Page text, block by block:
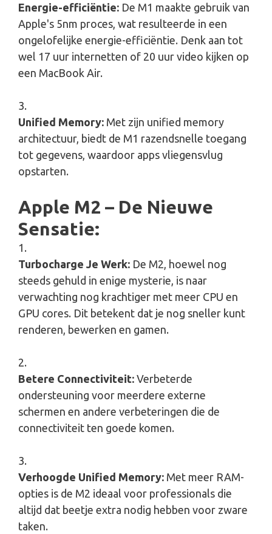
Energie-efficiëntie: De M1 maakte gebruik van
Apple's 5nm proces, wat resulteerde in een
ongelofelijke energie-efficiëntie. Denk aan tot
wel 17 uur internetten of 20 uur video kijken op
een MacBook Air.
Unified Memory: Met zijn unified memory
architectuur, biedt de M1 razendsnelle toegang
tot gegevens, waardoor apps vliegensvlug
opstarten.
Apple M2 – De Nieuwe
Sensatie:
Turbocharge Je Werk: De M2, hoewel nog
steeds gehuld in enige mysterie, is naar
verwachting nog krachtiger met meer CPU en
GPU cores. Dit betekent dat je nog sneller kunt
renderen, bewerken en gamen.
Betere Connectiviteit: Verbeterde
ondersteuning voor meerdere externe
schermen en andere verbeteringen die de
connectiviteit ten goede komen.
Verhoogde Unified Memory: Met meer RAM-
opties is de M2 ideaal voor professionals die
altijd dat beetje extra nodig hebben voor zware
taken.